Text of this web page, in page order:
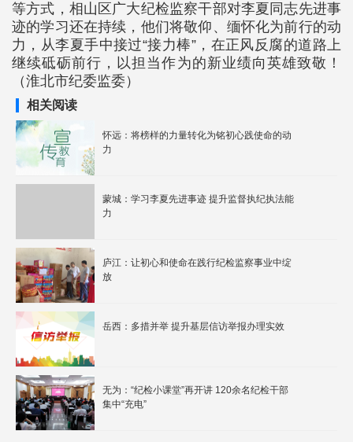
等方式，相山区广大纪检监察干部对李夏同志先进事
迹的学习还在持续，他们将敬仰、缅怀化为前行的动
力，从李夏手中接过“接力棒”，在正风反腐的道路上
继续砥砺前行，以担当作为的新业绩向英雄致敬！
（淮北市纪委监委）
相关阅读
怀远：将榜样的力量转化为铭初心践使命的动
力
蒙城：学习李夏先进事迹 提升监督执纪执法能
力
庐江：让初心和使命在践行纪检监察事业中绽
放
岳西：多措并举 提升基层信访举报办理实效
无为：“纪检小课堂”再开讲 120余名纪检干部
集中“充电”